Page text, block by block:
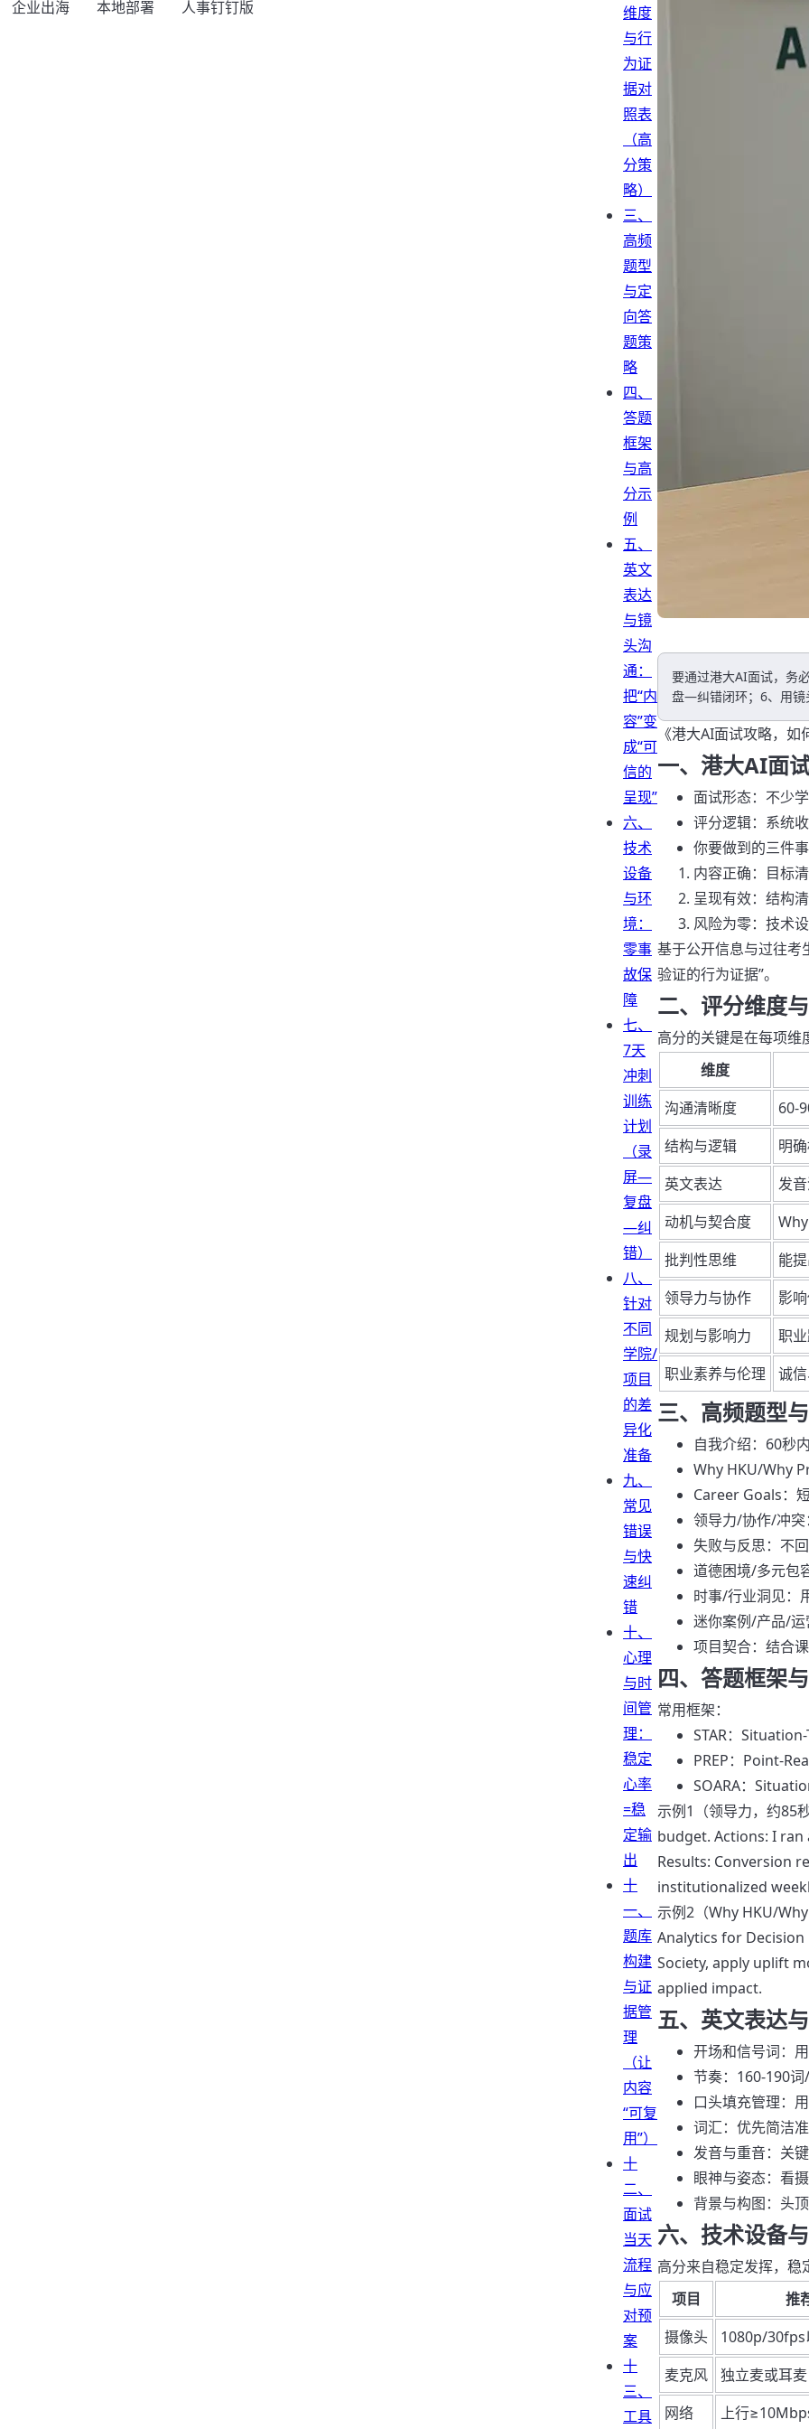
企业出海 本地部署 人事钉钉版
维度
与行
为证
据对
照表
（高
分策
略）
三、
高频
题型
与定
向答
题策
略
四、
答题
框架
与高
分示
例
五、
英文
表达
与镜
头沟
通：
把“内
容”变
成“可
信的
呈现”
六、
技术
设备
与环
境：
零事
故保
障
七、
7天
冲刺
训练
计划
（录
屏—
复盘
—纠
错）
八、
针对
不同
学院/
项目
的差
异化
准备
九、
常见
错误
与快
速纠
错
十、
心理
与时
间管
理：
稳定
心率
=稳
定输
出
十
一、
题库
构建
与证
据管
理
（让
内容
“可复
用”）
十
二、
面试
当天
流程
与应
对预
案
十
三、
工具
要通过港大AI面试，务
盘—纠错闭环；6、用镜
《港大AI面试攻略，
一、港大AI面
面试形态：不少
评分逻辑：系统
你要做到的三件
内容正确：目标
呈现有效：结构
风险为零：技术
基于公开信息与过往考
验证的行为证据”。
二、评分维度
高分的关键是在每项
维度
沟通清晰度
60-
结构与逻辑
明
英文表达
发
动机与契合度
批判性思维
能
领导力与协作
影
规划与影响力
职
职业素养与伦理
诚
三、高频题型
自我介绍：60秒
Why HKU/Why
Career Goals：
领导力/协作/冲突
失败与反思：不
道德困境/多元包
时事/行业洞见：
迷你案例/产品/
项目契合：结合
四、答题框架
常用框架：
STAR：
PREP：Point-
SOARA：
示例1（领导力，约
budget. Actions: I
Results: Conversion
institutionalized
示例2（Why HKU/
Analytics for Decision
Society, apply uplift
applied impact.
五、英文表达
开场和信号词：
节奏：160-190
口头填充管理：
词汇：优先简洁
发音与重音：关
眼神与姿态：看
背景与构图：头
六、技术设备
高分来自稳定发挥，
项目
推
摄像头
1080p/30fps
麦克风
独立麦或耳麦
网络
上行